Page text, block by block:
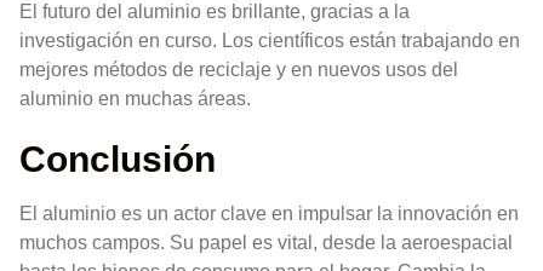
El futuro del aluminio es brillante, gracias a la
investigación en curso. Los científicos están trabajando en
mejores métodos de reciclaje y en nuevos usos del
aluminio en muchas áreas.
Conclusión
El aluminio es un actor clave en impulsar la innovación en
muchos campos. Su papel es vital, desde la aeroespacial